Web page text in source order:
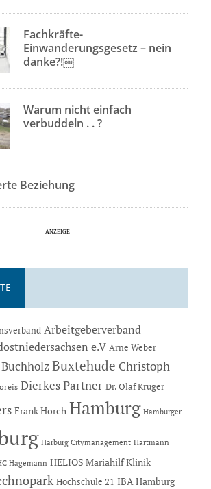
Fachkräfte-
Einwanderungsgesetz – nein
danke?!￼
Warum nicht einfach
verbuddeln . . ?
Beziehung
Arbeitgeberverband
e.V Arne Weber
Buchholz Buxtehude Christoph
Dierkes Partner Dr. Olaf Krüger
Frank Horch Hamburg Hamburger
Harburg Citymanagement Hartmann
Hagemann HELIOS Mariahilf Klinik
Hochschule 21 IBA Hamburg